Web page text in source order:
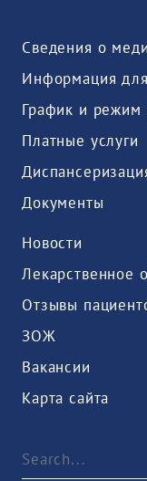
Сведения о
Информация
График и
Платные услуги
Документы
Новости
Лекарственное
Отзывы
ЗОЖ
Вакансии
Карта сайта